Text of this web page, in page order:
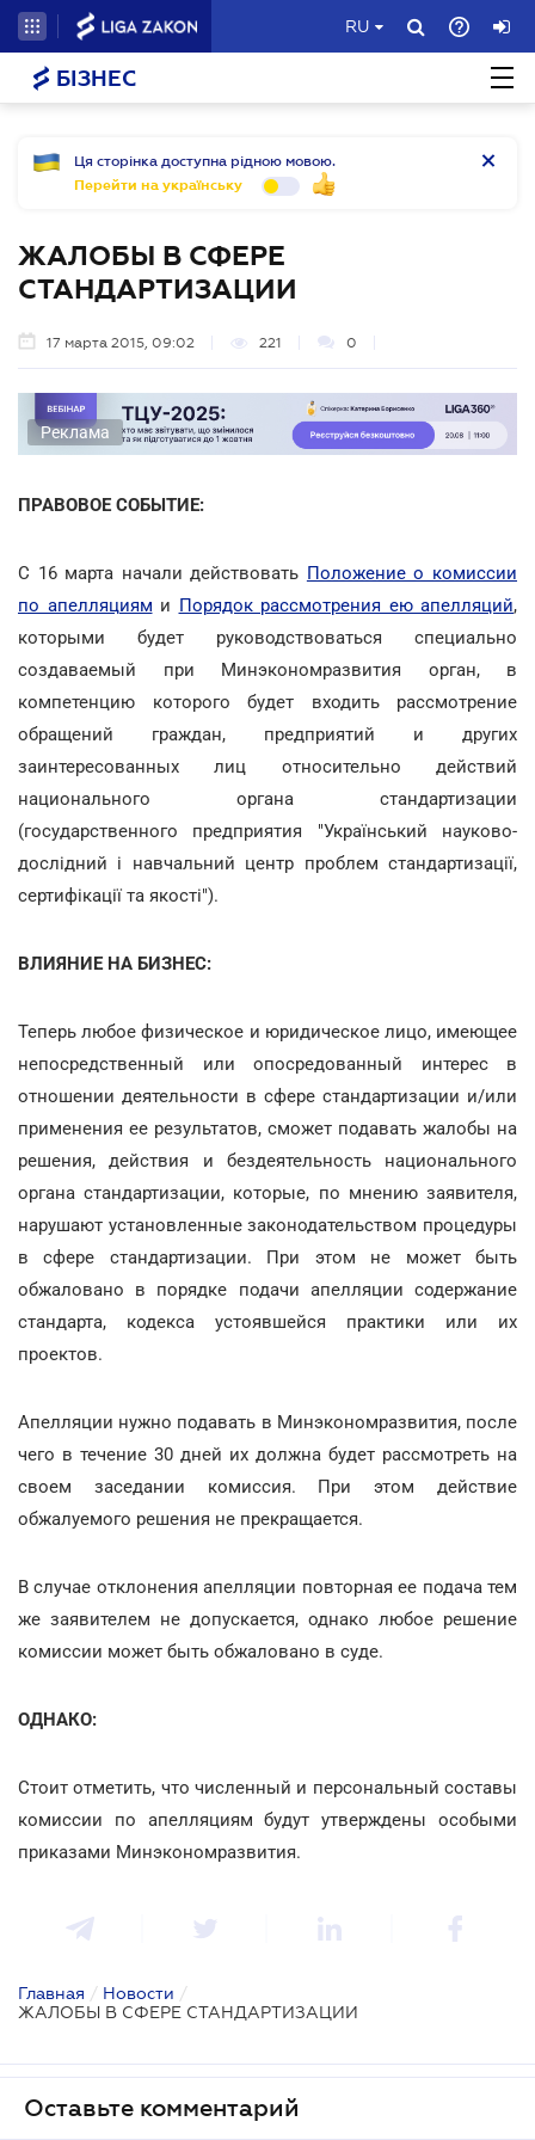
RU
БІЗНЕС
Ця сторінка доступна рідною мовою.
Перейти на українську
ЖАЛОБЫ В СФЕРЕ
СТАНДАРТИЗАЦИИ
17 марта 2015, 09:02 221 0
Реклама
ПРАВОВОЕ СОБЫТИЕ:
С 16 марта начали действовать Положение о комиссии
по апелляциям и Порядок рассмотрения ею апелляций,
которыми будет руководствоваться специально
создаваемый при Минэкономразвития орган, в
компетенцию которого будет входить рассмотрение
обращений граждан, предприятий и других
заинтересованных лиц относительно действий
национального органа стандартизации
(государственного предприятия "Український науково-
дослідний і навчальний центр проблем стандартизації,
сертифікації та якості").
ВЛИЯНИЕ НА БИЗНЕС:
Теперь любое физическое и юридическое лицо, имеющее
непосредственный или опосредованный интерес в
отношении деятельности в сфере стандартизации и/или
применения ее результатов, сможет подавать жалобы на
решения, действия и бездеятельность национального
органа стандартизации, которые, по мнению заявителя,
нарушают установленные законодательством процедуры
в сфере стандартизации. При этом не может быть
обжаловано в порядке подачи апелляции содержание
стандарта, кодекса устоявшейся практики или их
проектов.
Апелляции нужно подавать в Минэкономразвития, после
чего в течение 30 дней их должна будет рассмотреть на
своем заседании комиссия. При этом действие
обжалуемого решения не прекращается.
В случае отклонения апелляции повторная ее подача тем
же заявителем не допускается, однако любое решение
комиссии может быть обжаловано в суде.
ОДНАКО:
Стоит отметить, что численный и персональный составы
комиссии по апелляциям будут утверждены особыми
приказами Минэкономразвития.
Главная / Новости /
ЖАЛОБЫ В СФЕРЕ СТАНДАРТИЗАЦИИ
Оставьте комментарий